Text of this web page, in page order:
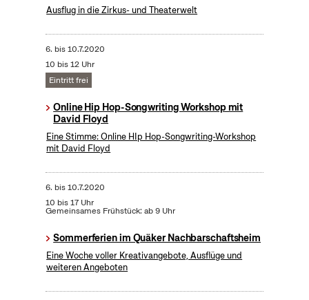
Ausflug in die Zirkus- und Theaterwelt
6. bis10.7.2020
10 bis 12 Uhr
Eintritt frei
Online Hip Hop-Songwriting Workshop mit
David Floyd
Eine Stimme: Online HIp Hop-Songwriting-Workshop
mit David Floyd
6. bis10.7.2020
10 bis 17 Uhr
Gemeinsames Frühstück: ab 9 Uhr
Sommerferien im Quäker Nachbarschaftsheim
Eine Woche voller Kreativangebote, Ausflüge und
weiteren Angeboten